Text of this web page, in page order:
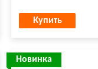
Купить
Новинка